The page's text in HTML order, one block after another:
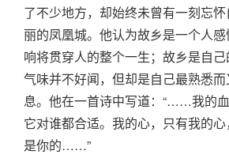
了不少地方，却始终未曾有一刻忘
丽的凤凰城。他认为故乡是一个人
响将贯穿人的整个一生；故乡是自
气味并不好闻，但却是自己最熟悉
息。他在一首诗中写道：“……我的血
它对谁都合适。我的心，只有我的
是你的……”